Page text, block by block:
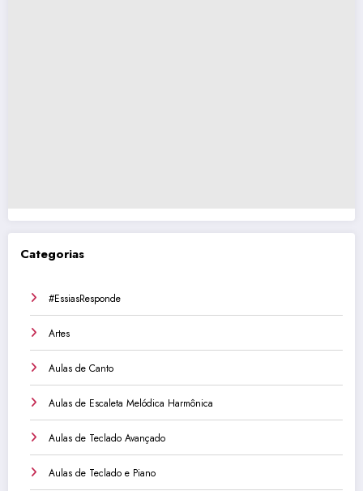
Categorias
#EssiasResponde
Artes
Aulas de Canto
Aulas de Escaleta Melódica Harmônica
Aulas de Teclado Avançado
Aulas de Teclado e Piano